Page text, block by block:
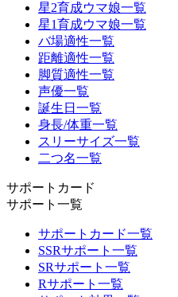
星2育成ウマ娘一覧
星1育成ウマ娘一覧
バ場適性一覧
距離適性一覧
脚質適性一覧
声優一覧
誕生日一覧
身長/体重一覧
スリーサイズ一覧
二つ名一覧
サポートカード
サポート一覧
サポートカード一覧
SSRサポート一覧
SRサポート一覧
Rサポート一覧